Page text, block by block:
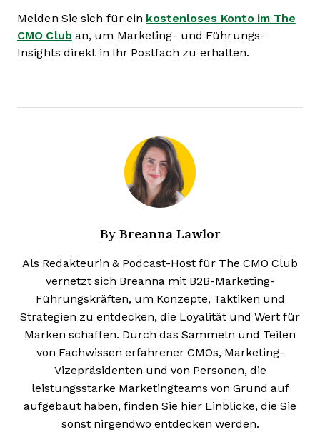
Melden Sie sich für ein kostenloses Konto im The
CMO Cluban, um Marketing- und Führungs-
Insights direkt in Ihr Postfach zu erhalten.
By Breanna Lawlor
Als Redakteurin & Podcast-Host für The CMO Club
vernetzt sich Breanna mit B2B-Marketing-
Führungskräften, um Konzepte, Taktiken und
Strategien zu entdecken, die Loyalität und Wert für
Marken schaffen. Durch das Sammeln und Teilen
von Fachwissen erfahrener CMOs, Marketing-
Vizepräsidenten und von Personen, die
leistungsstarke Marketingteams von Grund auf
aufgebaut haben, finden Sie hier Einblicke, die Sie
sonst nirgendwo entdecken werden.